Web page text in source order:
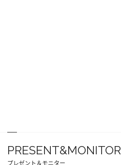
PRESENT&MONITOR
プレゼント＆モニター